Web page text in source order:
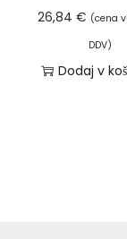
26,84€ (cena
DDV)
Dodaj v